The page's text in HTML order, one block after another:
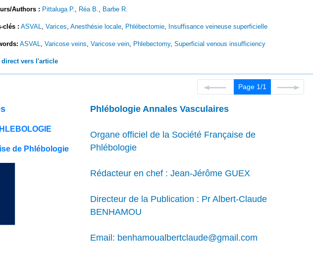
Authors : Pittaluga P., Réa B., Barbe R.
clés : ASVAL, Varices, Anesthésie locale, Phlébectomie, Insuffisance veineuse superficielle
ASVAL, Varicose veins, Varicose vein, Phlebectomy, Superficial venous insufficiency
direct vers l'article
Page 1/1
de Phlébologie
Phlébologie Annales Vasculaires
Organe officiel de la Société Française de
Phlébologie
Rédacteur en chef : Jean-Jérôme GUEX
Directeur de la Publication : Pr Albert-Claude
BENHAMOU
Email: benhamoualbertclaude@gmail.com